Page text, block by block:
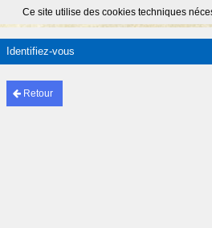
Ce site utilise des cookies techniques
Identifiez-vous
Retour